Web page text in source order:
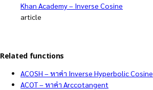
Khan Academy – Inverse Cosine
article
Related functions
ACOSH – หาค่า Inverse Hyperbolic Cosine
ACOT – หาค่า Arccotangent